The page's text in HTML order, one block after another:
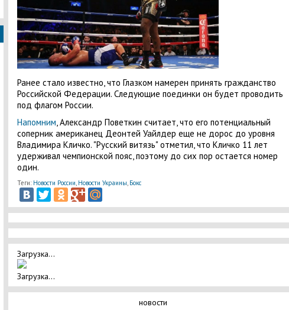
Ранее стало известно, что Глазком намерен принять гражданство
Российской Федерации. Следующие поединки он будет проводить
под флагом России.
Напомним, Александр Поветкин считает, что его потенциальный
соперник американец Деонтей Уайлдер еще не дорос до уровня
Владимира Кличко. "Русский витязь" отметил, что Кличко 11 лет
удерживал чемпионской пояс, поэтому до сих пор остается номер
один.
Теги: Новости России, Новости Украины, Бокс
Загрузка...
Загрузка...
новости